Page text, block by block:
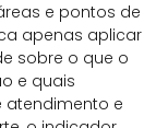
e pontos de
apenas aplicar
sobre o que o
e quais
atendimento e